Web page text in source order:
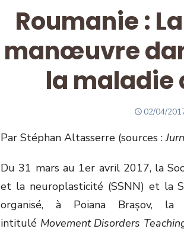
Roumanie :
manœuvre
la maladie
POSTED
02/04/
Par Stéphan Altasserre (sources :
Du 31 mars au 1er avril 2017, la
et la neuroplasticité (SSNN) et la
organisé, à Poiana Brașov,
intitulé Movement Disorders